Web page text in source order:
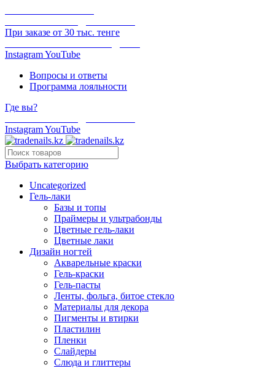
При заказе от 30 тыс. тенге
InstagramYouTube
Вопросы и ответы
Программа лояльности
Где вы?
InstagramYouTube
Выбрать категорию
Uncategorized
Гель-лаки
Базы и топы
Праймеры и ультрабонды
Цветные гель-лаки
Цветные лаки
Дизайн ногтей
Акварельные краски
Гель-краски
Гель-пасты
Ленты, фольга, битое стекло
Материалы для декора
Пигменты и втирки
Пластилин
Пленки
Слайдеры
Слюда и глиттеры